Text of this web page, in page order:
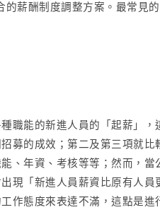
的薪酬制度調整方案。最常見的
職能的新進人員的「起薪」，
募的成效；第二及第三項就比
、年資、考核等等；然而，當
現「新進人員薪資比原有人員
作態度來表達不滿，這點是進